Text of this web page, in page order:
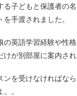
子どもと保護者の
手渡されました。
英語学習経験や性
が別部屋に案内され
を受けなければな
。